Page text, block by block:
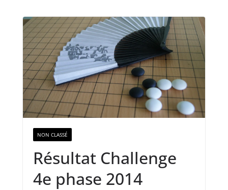
NON CLASSÉ
Résultat Challenge
4e phase 2014